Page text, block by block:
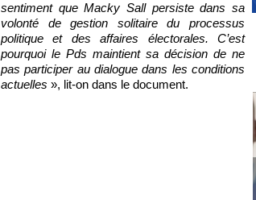
sentiment que Macky Sall persiste dans sa
volonté de gestion solitaire du processus
politique et des affaires électorales. C’est
pourquoi le Pds maintient sa décision de ne
pas participer au dialogue dans les conditions
actuelles », lit-on dans le document.